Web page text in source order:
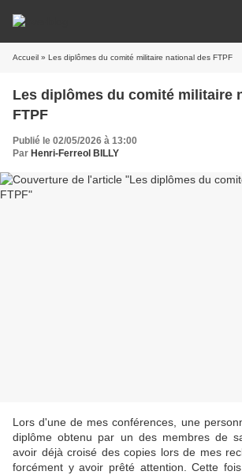
Accueil » Les diplômes du comité militaire national des FTPF
Les diplômes du comité militaire
FTPF
Publié le 02/05/2026 à 13:00
Par Henri-Ferreol BILLY
Lors d'une de mes conférences, une
diplôme obtenu par un des membres de
avoir déjà croisé des copies lors de mes
forcément y avoir prêté attention. Cette